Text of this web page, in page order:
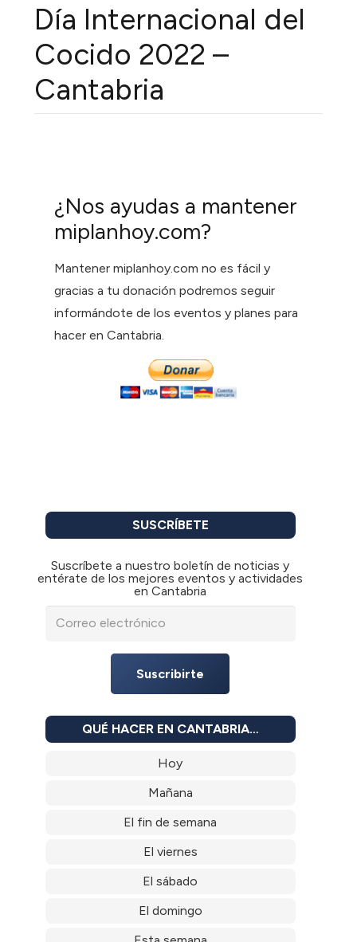
Día Internacional del
Cocido 2022 –
Cantabria
¿Nos ayudas a mantener
miplanhoy.com?
Mantener miplanhoy.com no es fácil y
gracias a tu donación podremos seguir
informándote de los eventos y planes para
hacer en Cantabria.
SUSCRÍBETE
Suscríbete a nuestro boletín de noticias y
entérate de los mejores eventos y actividades
en Cantabria
Suscribirte
QUÉ HACER EN CANTABRIA…
Hoy
Mañana
El fin de semana
El viernes
El sábado
El domingo